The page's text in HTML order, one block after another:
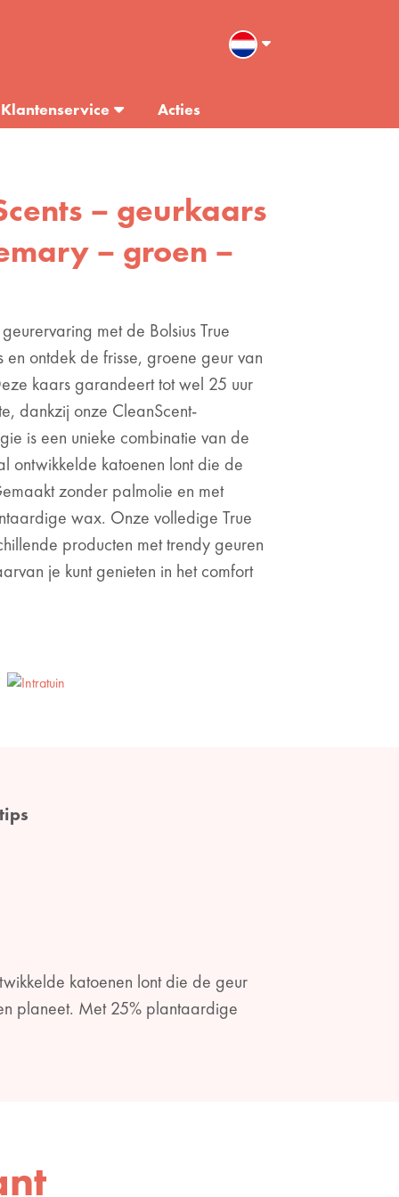
Klantenservice Acties
– geurkaars
– groen –
met de Bolsius True
en ontdek de frisse, groene geur van
kaars garandeert tot wel 25 uur
dankzij onze CleanScent-
is een unieke combinatie van de
ontwikkelde katoenen lont die de
zonder palmolie en met
wax. Onze volledige True
producten met trendy geuren
je kunt genieten in het comfort
katoenen lont die de geur
planeet. Met 25% plantaardige